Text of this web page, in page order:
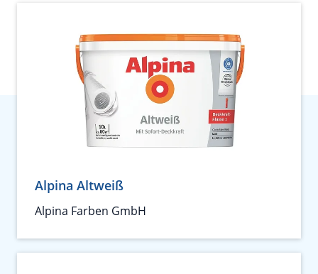
Alpina Altweiß
Alpina Farben GmbH